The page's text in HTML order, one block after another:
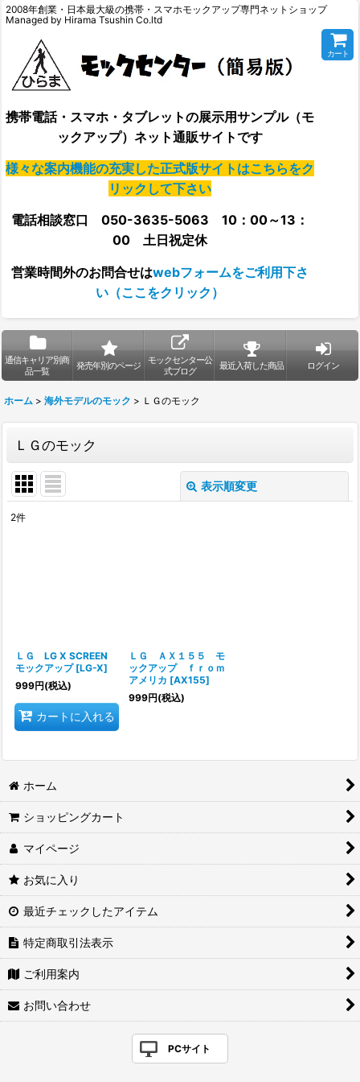
2008年創業・日本最大級の携帯・スマホモックアップ専門ネットショップ
Managed by Hirama Tsushin Co.ltd
携帯電話・スマホ・タブレットの展示用サンプル（モ
ックアップ）ネット通販サイトです
様々な案内機能の充実した正式版サイトはこちらをク
リックして下さい
電話相談窓口 050-3635-5063 10：00～13：
00 土日祝定休
営業時間外のお問合せはwebフォームをご利用下さ
い（ここをクリック）
カート
通信キャリア別商
品一覧
発売年別のページ
モックセンター公
式ブログ
最近入荷した商品 ログイン
ホーム > 海外モデルのモック > ＬＧのモック
ＬＧのモック
表示順変更
2件
ＬＧ LG X SCREEN
モックアップ [LG-X]
999円(税込)
カートに入れる
ＬＧ ＡＸ１５５ モ
ックアップ ｆｒｏｍ
アメリカ [AX155]
999円(税込)
ホーム
ショッピングカート
マイページ
お気に入り
最近チェックしたアイテム
特定商取引法表示
ご利用案内
お問い合わせ
PCサイト